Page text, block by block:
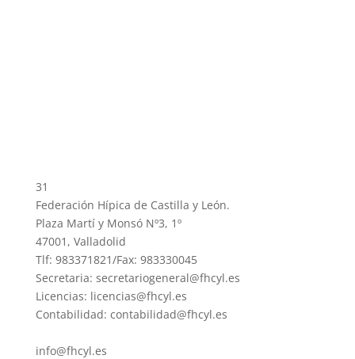
31
Federación Hípica de Castilla y León.
Plaza Martí y Monsó Nº3, 1º
47001, Valladolid
Tlf: 983371821/Fax: 983330045
Secretaria: secretariogeneral@fhcyl.es
Licencias: licencias@fhcyl.es
Contabilidad: contabilidad@fhcyl.es
info@fhcyl.es